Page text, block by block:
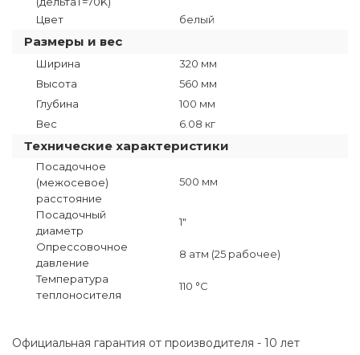
Цвет белый
Размеры и вес
Ширина
320 мм
Высота
560 мм
Глубина
100 мм
Вес
6.08 кг
Технические характеристики
Посадочное
(межосевое)
расстояние
500 мм
Посадочный
диаметр
1"
Опрессовочное
давление
8 атм (25 рабочее)
Температура
теплоносителя
110 °C
Официальная гарантия от производителя - 10 лет